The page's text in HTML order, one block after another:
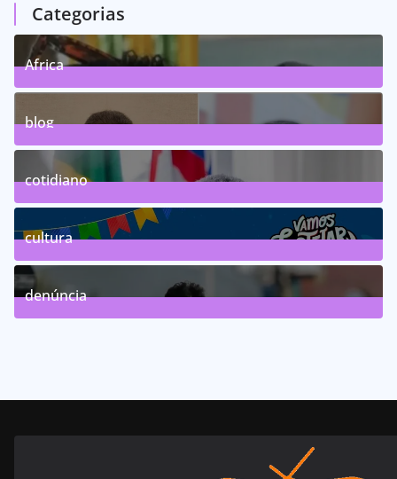
Categorias
Africa
0Posts
blog
75Posts
cotidiano
46Posts
cultura
63Posts
denúncia